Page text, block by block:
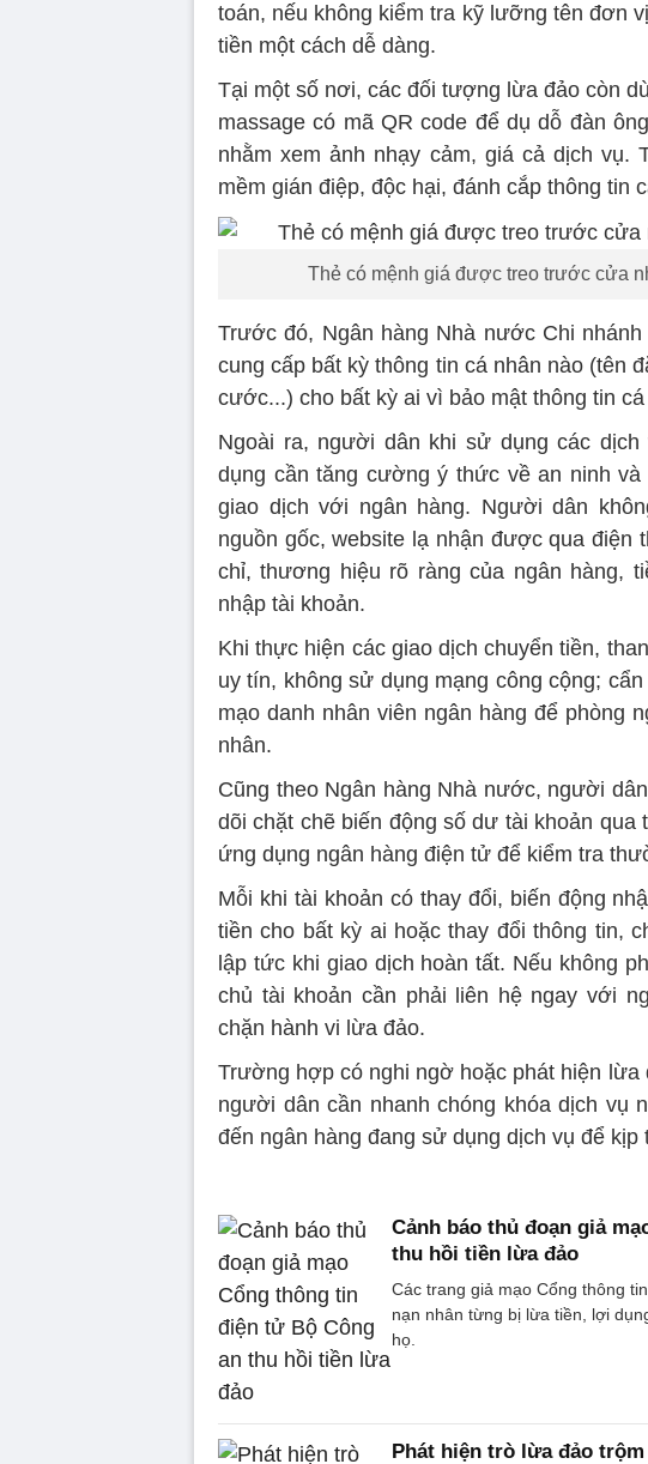
toán, nếu không kiểm tra kỹ lưỡng tên đơn
tiền một cách dễ dàng.
Tại một số nơi, các đối tượng lừa đảo còn
massage có mã QR code để dụ dỗ đàn
nhằm xem ảnh nhạy cảm, giá cả dịch vụ.
mềm gián điệp, độc hại, đánh cắp thông tin
Thẻ có mệnh giá được treo trước cửa
Trước đó, Ngân hàng Nhà nước Chi
cung cấp bất kỳ thông tin cá nhân nào (tên
cước...) cho bất kỳ ai vì bảo mật thông tin
Ngoài ra, người dân khi sử dụng các
dụng cần tăng cường ý thức về an ninh
giao dịch với ngân hàng. Người dân
nguồn gốc, website lạ nhận được qua điện
chỉ, thương hiệu rõ ràng của ngân hàng,
nhập tài khoản.
Khi thực hiện các giao dịch chuyển tiền,
uy tín, không sử dụng mạng công cộng;
mạo danh nhân viên ngân hàng để phòng
nhân.
Cũng theo Ngân hàng Nhà nước, người
dõi chặt chẽ biến động số dư tài khoản
ứng dụng ngân hàng điện tử để kiểm tra
Mỗi khi tài khoản có thay đổi, biến động
tiền cho bất kỳ ai hoặc thay đổi thông tin,
lập tức khi giao dịch hoàn tất. Nếu không
chủ tài khoản cần phải liên hệ ngay với
chặn hành vi lừa đảo.
Trường hợp có nghi ngờ hoặc phát hiện
người dân cần nhanh chóng khóa dịch vụ
đến ngân hàng đang sử dụng dịch vụ để
Cảnh báo thủ đoạn giả
thu hồi tiền lừa đảo
Các trang giả mạo Cổng thông
nạn nhân từng bị lừa tiền, lợi
họ.
Phát hiện trò lừa đảo